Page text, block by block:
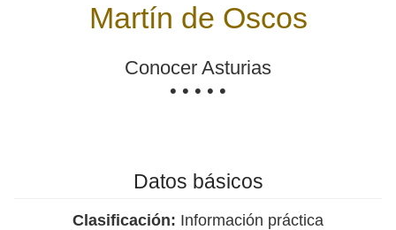
Martín de Oscos
Conocer Asturias
• • • • •
Datos básicos
Clasificación: Información práctica